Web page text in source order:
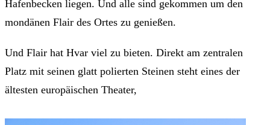
Hafenbecken liegen. Und alle sind gekommen um den
mondänen Flair des Ortes zu genießen.
Und Flair hat Hvar viel zu bieten. Direkt am zentralen
Platz mit seinen glatt polierten Steinen steht eines der
ältesten europäischen Theater,